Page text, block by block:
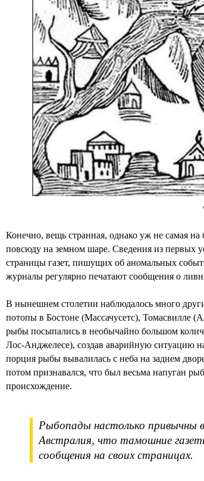
Конечно, вещь странная, однако уж не самая
повсюду на земном шаре. Сведения из первых
страницы газет, пишущих об аномальных
журналы регулярно печатают сообщения о
В нынешнем столетии наблюдалось много
потопы в Бостоне (Массачусетс), Томасвилле
рыбы посыпались в необычайно большом
Лос-Анджелесе), создав аварийную ситуацию
порция рыбы вывалилась с неба на заднем
потом признавался, что был весьма напуган
происхождение.
Рыбопады настолько привычны
Австралия, что тамошние
сообщения на своих страницах.